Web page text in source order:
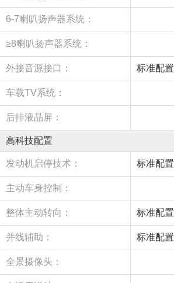
6-7喇叭扬声器系统：
≥8喇叭扬声器系统：
外接音源接口： 标准配置
车载TV系统：
后排液晶屏：
高科技配置
发动机启停技术： 标准配置
主动车身控制：
整体主动转向： 标准配置
并线辅助： 标准配置
全景摄像头：